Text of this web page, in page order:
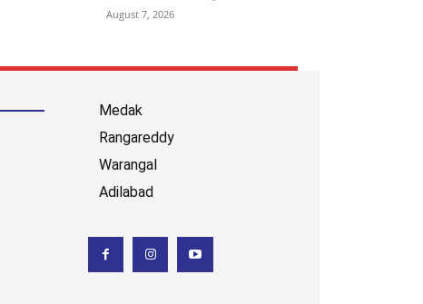
August 7, 2026
Medak
Rangareddy
Warangal
Adilabad